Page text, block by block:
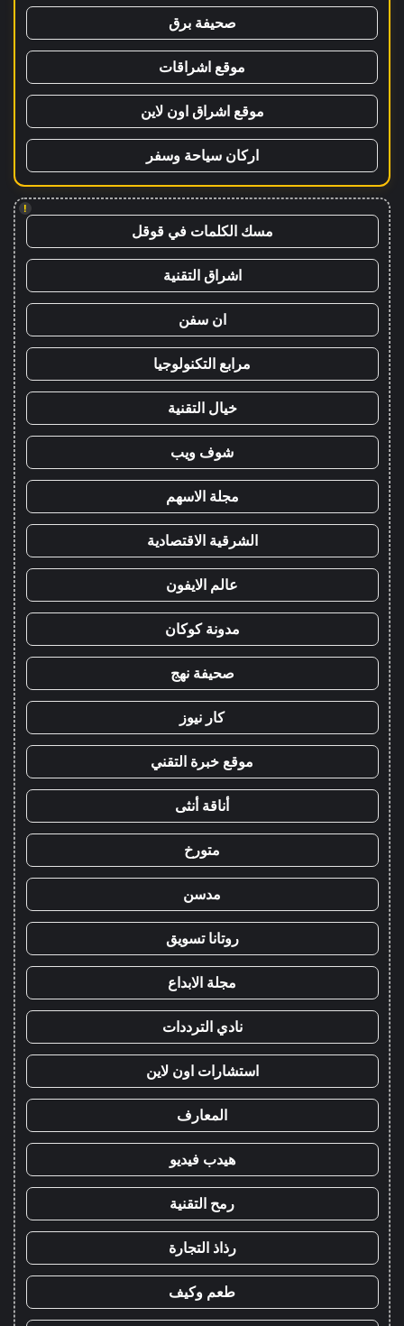
صحيفة برق
موقع اشراقات
موقع اشراق اون لاين
اركان سياحة وسفر
!
مسك الكلمات في قوقل
اشراق التقنية
ان سفن
مرابع التكنولوجيا
خيال التقنية
شوف ويب
مجلة الاسهم
الشرقية الاقتصادية
عالم الايفون
مدونة كوكان
صحيفة نهج
كار نيوز
موقع خبرة التقني
أناقة أنثى
متورخ
مدسن
روتانا تسويق
مجلة الابداع
نادي الترددات
استشارات اون لاين
المعارف
هيدب فيديو
رمح التقنية
رذاذ التجارة
طعم وكيف